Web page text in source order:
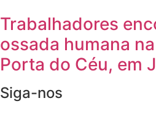
Trabalhadores
ossada humana
Porta do Céu, em
Siga-nos